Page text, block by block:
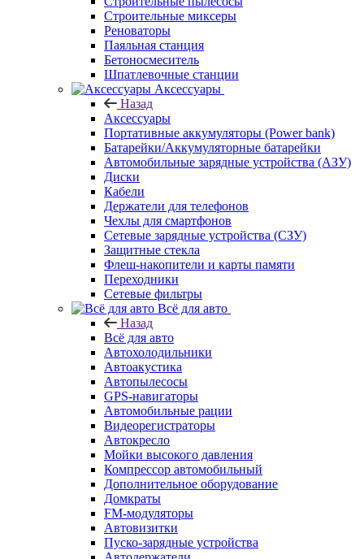
Строительные миксеры
Реноваторы
Паяльная станция
Бетоносмеситель
Шпатлевочные станции
Аксессуары
Назад
Аксессуары
Портативные аккумуляторы (Power bank)
Батарейки/Аккумуляторные батарейки
Автомобильные зарядные устройства (АЗУ)
Диски
Кабели
Держатели для телефонов
Чехлы для смартфонов
Сетевые зарядные устройства (СЗУ)
Защитные стекла
Флеш-накопители и карты памяти
Переходники
Сетевые фильтры
Всё для авто
Назад
Всё для авто
Автохолодильники
Автоакустика
Автопылесосы
GPS-навигаторы
Автомобильные рации
Видеорегистраторы
Автокресло
Мойки высокого давления
Компрессор автомобильный
Дополнительное оборудование
Домкраты
FM-модуляторы
Автовизитки
Пуско-зарядные устройства